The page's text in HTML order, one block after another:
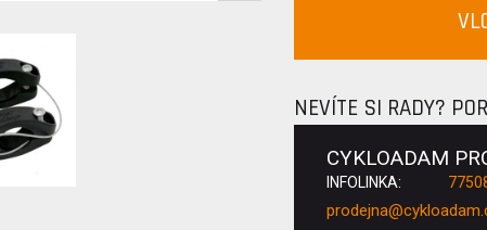
NEVÍTE SI RADY?
CYKLOADAM
INFOLINKA: